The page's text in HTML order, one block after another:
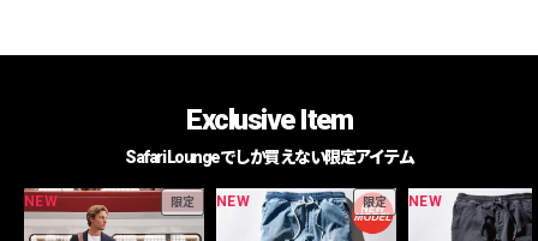
Exclusive Item
Safari Loungeでしか買えない限定アイテム
NEW 限定 NEW 限定 NEW